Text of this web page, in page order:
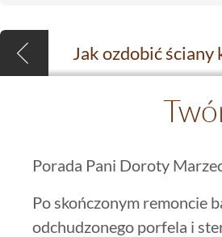
Porada Pani Doroty
Po skończonym remoncie
odchudzonego porfela i